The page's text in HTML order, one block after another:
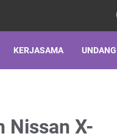
KERJASAMA
Nissan X-